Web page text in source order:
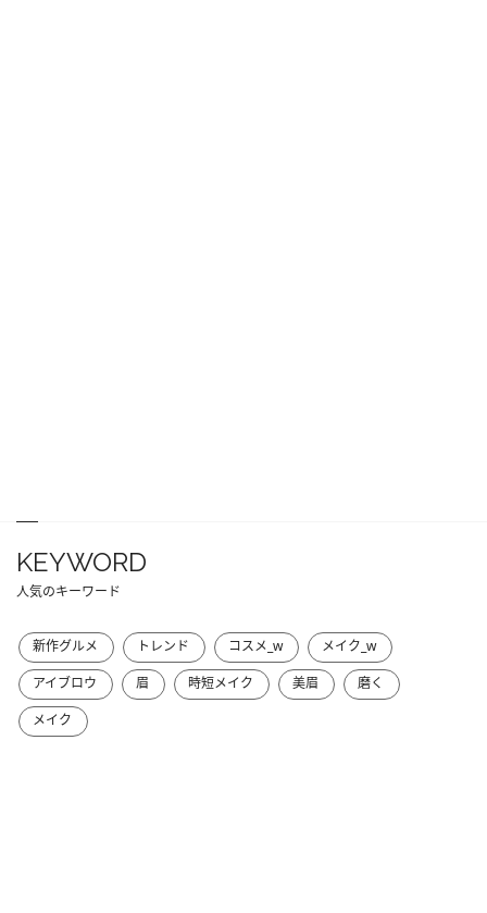
KEYWORD
人気のキーワード
新作グルメ トレンド コスメ_w
メイク_w
アイブロウ
眉 時短メイク 美眉
磨く
メイク